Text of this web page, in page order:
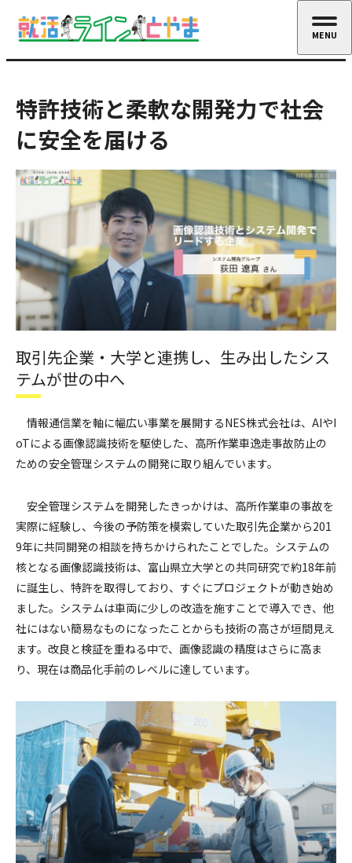
特許技術と柔軟な開発力で社会
に安全を届ける
取引先企業・大学と連携し、生み出したシス
テムが世の中へ
情報通信業を軸に幅広い事業を展開するNES株式会社は、AIやI
oTによる画像認識技術を駆使した、高所作業車逸走事故防止の
ための安全管理システムの開発に取り組んでいます。
安全管理システムを開発したきっかけは、高所作業車の事故を
実際に経験し、今後の予防策を模索していた取引先企業から201
9年に共同開発の相談を持ちかけられたことでした。システムの
核となる画像認識技術は、富山県立大学との共同研究で約18年前
に誕生し、特許を取得しており、すぐにプロジェクトが動き始め
ました。システムは車両に少しの改造を施すことで導入でき、他
社にはない簡易なものになったことからも技術の高さが垣間見え
ます。改良と検証を重ねる中で、画像認識の精度はさらに高ま
り、現在は商品化手前のレベルに達しています。
MENU